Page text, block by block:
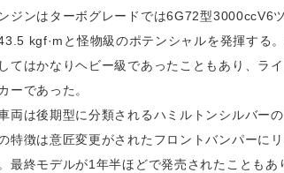
ジンはターボグレードでは6G72型3000ccV6
kgf·mと怪物級のポテンシャルを発揮する
てはかなりヘビー級であったこともあり、ラ
ーであった。
両は後期型に分類されるハミルトンシルバー
特徴は意匠変更がされたフロントバンパーに
最終モデルが1年半ほどで発売されたこともあ